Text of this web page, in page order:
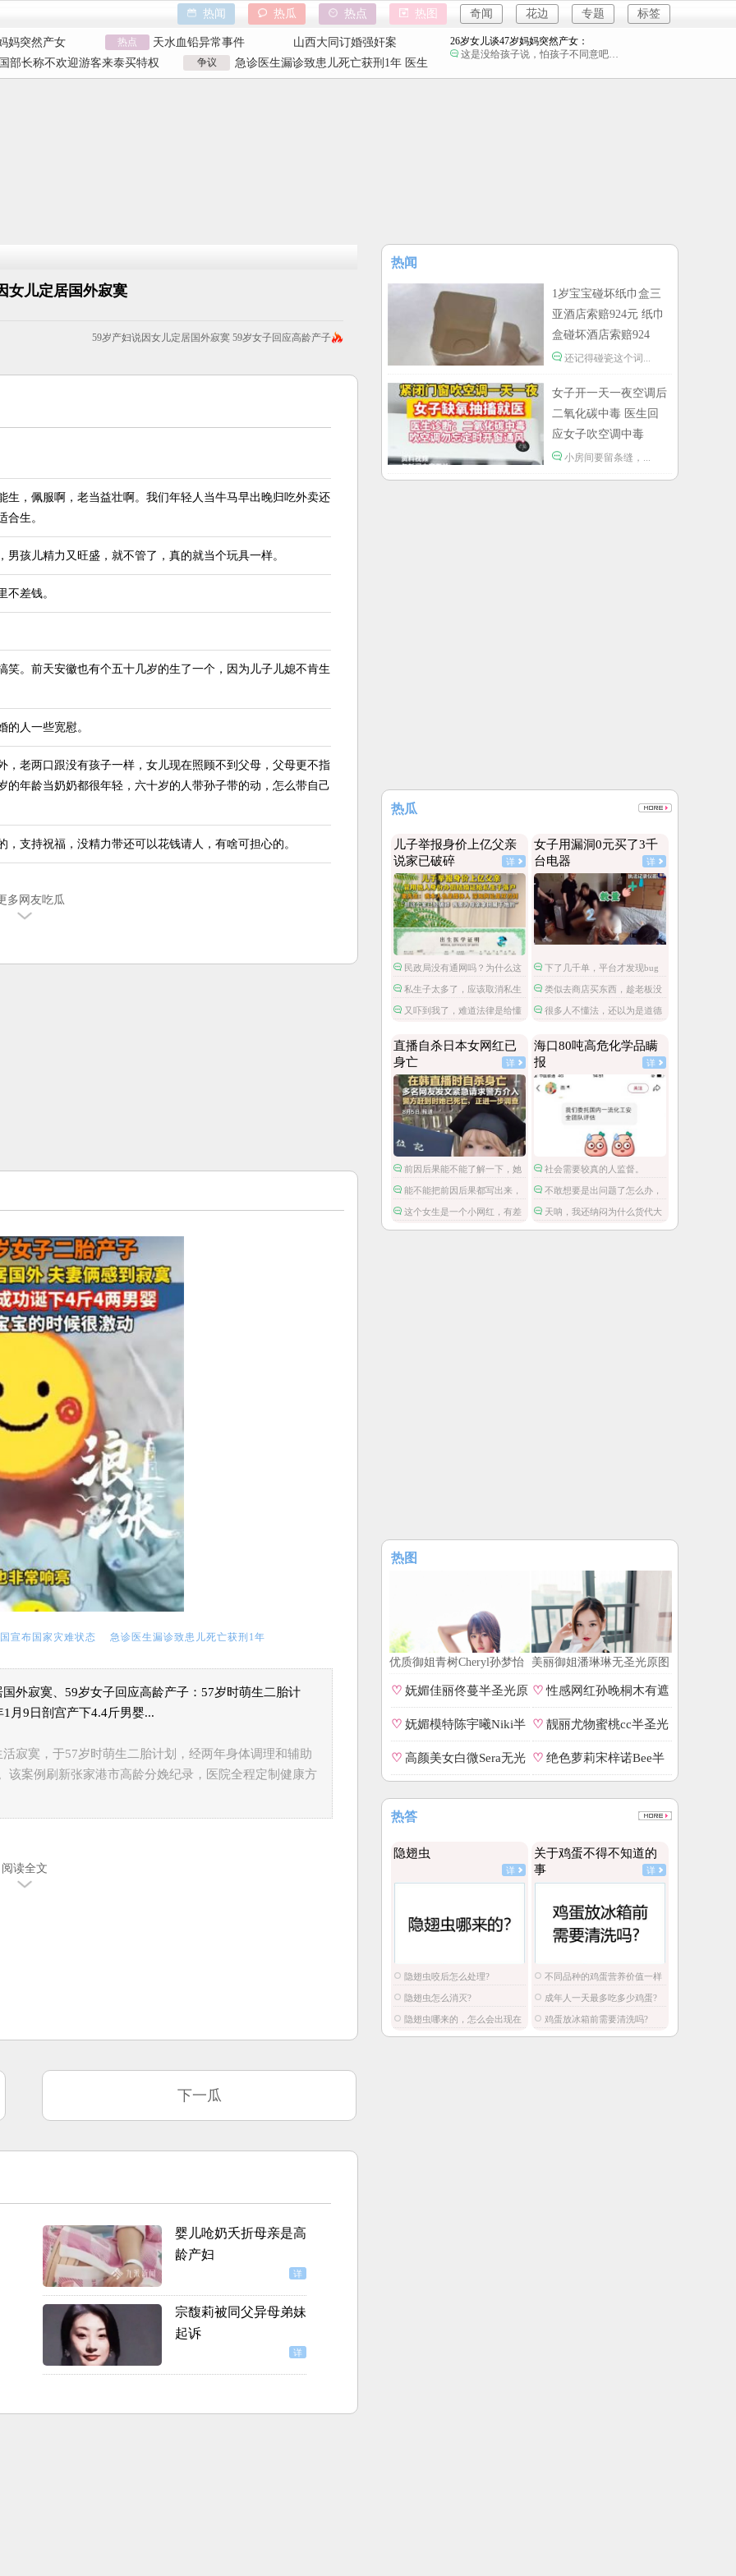
标签
专题
花边
奇闻
热图
热点
热瓜
热闻
妈突然产女
3千台电器
调后二氧化碳中
热点
香港大埔火灾
野人小孩事件
天水血铅异常事件
山西大同订婚强奸案
特朗普泽连斯基吵架
吉林大爷救助重庆游客
香港大埔火灾
野人小孩事件
部长称不欢迎游客来泰买特权
部长争议发言
争议
急诊医生漏诊致患儿死亡获刑1年 医生
漏诊获刑
教育是因为没有上过学吗？
26岁女儿谈47岁妈妈突然产女：
这是没给孩子说，怕孩子不同意吧…
儿子举报身价上亿父亲说家已破碎：
这是没给孩子说，怕孩子不同意吧…
儿子举报身价上亿父亲说家已破碎：
民政局没有通网吗？为什么这么多假结婚证？
女子用漏洞0元买了3千台电器：
女儿定居国外寂寞
59岁产妇说因女儿定居国外寂寞 59岁女子回应高龄产子
生，佩服啊，老当益壮啊。我们年轻人当牛马早出晚归吃外卖还
合生。
孩儿精力又旺盛，就不管了，真的就当个玩具一样。
不差钱。
笑。前天安徽也有个五十几岁的生了一个，因为儿子儿媳不肯生
的人一些宽慰。
，老两口跟没有孩子一样，女儿现在照顾不到父母，父母更不指
的年龄当奶奶都很年轻，六十岁的人带孙子带的动，怎么带自己
支持祝福，没精力带还可以花钱请人，有啥可担心的。
多网友吃瓜
宣布国家灾难状态 急诊医生漏诊致患儿死亡获刑1年
外寂寞、59岁女子回应高龄产子：57岁时萌生二胎计
月9日剖宫产下4.4斤男婴...
寂寞，于57岁时萌生二胎计划，经两年身体调理和辅助
该案例刷新张家港市高龄分娩纪录，医院全程定制健康方
阅读全文
下一瓜
婴儿呛奶夭折母亲是高
龄产妇
详
宗馥莉被同父异母弟妹
起诉
详
热闻
1岁宝宝碰坏纸巾盒三
亚酒店索赔924元 纸巾
盒碰坏酒店索赔924
还记得碰瓷这个词...
女子开一天一夜空调后
二氧化碳中毒 医生回
应女子吹空调中毒
小房间要留条缝，...
热瓜
儿子举报身价上亿父亲
说家已破碎
详
民政局没有通网吗？为什么这
么多假结婚证？
私生子太多了，应该取消私生
子可以继承财产的政策。
又吓到我了，难道法律是给懂
女子用漏洞0元买了3千
台电器
详
下了几千单，平台才发现bug
吗？类似去商店买东西，趁老板没
反应过来拿了就跑。
很多人不懂法，还以为是道德
直播自杀日本女网红已
身亡
详
前因后果能不能了解一下，她
被爱豆引导网暴攻击
能不能把前因后果都写出来，
这是在保护施害人吗。
这个女生是一个小网红，有差
不多八万粉丝，但是这不是关注
海口80吨高危化学品瞒
报
详
社会需要较真的人监督。
不敢想要是出问题了怎么办，
还是瞒报进来的。
天呐，我还纳闷为什么货代大
半夜的发不许瞒报的通知。
热图
优质御姐青树Cheryl孙梦怡
美丽御姐潘琳琳无圣光原图
♡妩媚佳丽佟蔓半圣光原
图
♡性感网红孙晚桐木有遮
相册
♡妩媚模特陈宇曦Niki半
圣光番号
♡ 靓丽尤物蜜桃cc半圣光
照片
♡高颜美女白微Sera无光 ♡ 绝色萝莉宋梓诺Bee半
热答
隐翅虫
详
隐翅虫咬后怎么处理?
隐翅虫怎么消灭?
隐翅虫哪来的，怎么会出现在
家里?
关于鸡蛋不得不知道的
事
详
不同品种的鸡蛋营养价值一样
吗? 成年人一天最多吃多少鸡蛋?
鸡蛋放冰箱前需要清洗吗?